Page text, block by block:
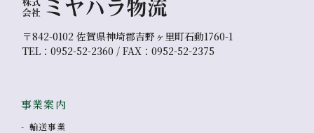
〒842-0102 佐賀県神埼郡吉野ヶ里町石動1760-1
TEL：0952-52-2360 / FAX：0952-52-2375
事業案内
輸送事業